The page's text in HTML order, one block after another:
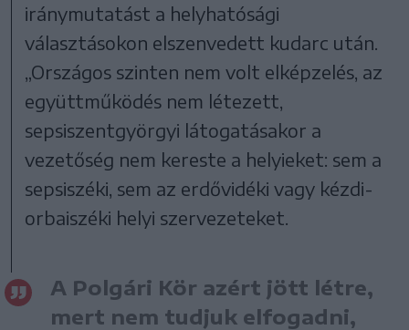
iránymutatást a helyhatósági
választásokon elszenvedett kudarc után.
„Országos szinten nem volt elképzelés, az
együttműködés nem létezett,
sepsiszentgyörgyi látogatásakor a
vezetőség nem kereste a helyieket: sem a
sepsiszéki, sem az erdővidéki vagy kézdi-
orbaiszéki helyi szervezeteket.
A Polgári Kör azért jött létre,
mert nem tudjuk elfogadni,